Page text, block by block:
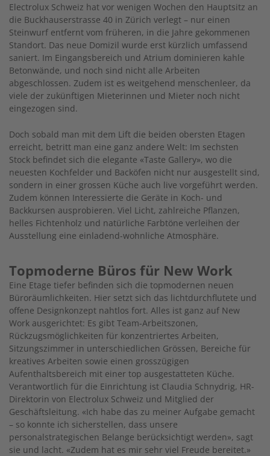
Electrolux Schweiz hat vor wenigen Wochen den Hauptsitz an
die Buckhauserstrasse 40 in Zürich verlegt – nur einen
Steinwurf entfernt vom früheren, in die Jahre gekommenen
Standort. Das neue Domizil wurde erst kürzlich umfassend
saniert. Im Eingangsbereich und Atrium dominieren kahle
Betonwände, und noch sind nicht alle Arbeiten
abgeschlossen. Zudem ist es weitgehend menschenleer, da
viele der zukünftigen Mieterinnen und Mieter noch nicht
eingezogen sind.
Doch sobald man mit dem Lift die beiden obersten Etagen
erreicht, betritt man eine ganz andere Welt: Im sechsten
Stock befindet sich die elegante «Taste Gallery», wo die
neuesten Kochfelder und Backöfen nicht nur ausgestellt sind,
sondern in einer grossen Küche auch live vorgeführt werden.
Zudem können Interessierte die Geräte in Koch- und
Backkursen ausprobieren. Viel Licht, zahlreiche Pflanzen,
helles Fichtenholz und natürliche Farbtöne verleihen der
Ausstellung eine einla­dend-wohnliche Atmosphäre.
Topmoderne Büros für New Work
Eine Etage tiefer befinden sich die topmodernen neuen
Büroräumlichkeiten. Hier setzt sich das lichtdurchflutete und
offene Designkonzept nahtlos fort. Alles ist ganz auf New
Work ausgerichtet: Es gibt Team-Arbeitszonen,
Rückzugsmöglichkeiten für konzentriertes Arbeiten,
Sitzungszimmer in unterschiedlichen Grössen, Bereiche für
kreatives Arbeiten sowie einen grosszügigen
Aufenthaltsbereich mit einer top ausgestatteten Küche.
Verantwortlich für die Einrichtung ist Claudia Schnydrig, HR-
Direktorin von Electrolux Schweiz und Mitglied der
Geschäftsleitung. «Ich habe das zu meiner Aufgabe gemacht
– so konnte ich sicherstellen, dass unsere
personalstrategischen Belange berücksichtigt werden», sagt
sie und lacht. «Zudem hat es mir sehr viel Freude bereitet.»